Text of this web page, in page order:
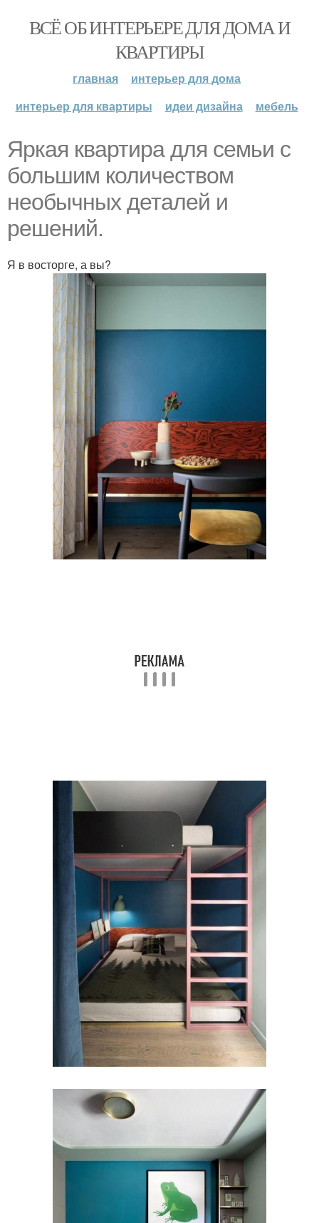
ВСЁ ОБ ИНТЕРЬЕРЕ ДЛЯ ДОМА И
КВАРТИРЫ
главная
интерьер для дома
интерьер для квартиры
идеи дизайна мебель
Яркая квартира для семьи с
большим количеством
необычных деталей и
решений.
Я в восторге, а вы?